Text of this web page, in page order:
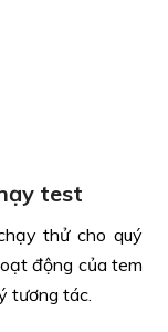
test
thử cho quý
động của tem
tương tác.